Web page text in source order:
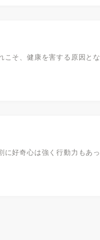
こそ、健康を害する原因とな
好奇心は強く行動力もあっ